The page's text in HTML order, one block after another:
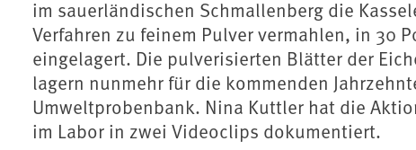
im sauerländischen Schmallenberg die
Verfahren zu feinem Pulver vermahlen, in 30
eingelagert. Die pulverisierten Blätter der
lagern nunmehr für die kommenden
Umweltprobenbank. Nina Kuttler hat die
im Labor in zwei Videoclips dokumentiert.